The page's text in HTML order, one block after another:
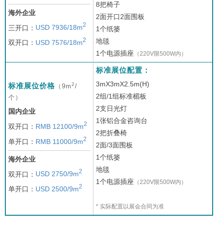
海外企业
三开口： USD 7936/18m2
双开口： USD 7576/18m2
8把椅子
2面开口2面围板
1个纸篓
地毯
1个电源插座 （220V限500W内）
标准展位价格 （9m2/
个）
国内企业
双开口： RMB 12100/9m2
单开口： RMB 11000/9m2
海外企业
双开口： USD 2750/9m2
单开口： USD 2500/9m2
标准展位配置：
3mX3mX2.5m(H)
2组/1组标准楣板
2支日光灯
1张铝合金咨询台
2把折叠椅
2面/3面围板
1个纸篓
地毯
1个电源插座 （220V限500W内）
* 实际配置以展会合同为准